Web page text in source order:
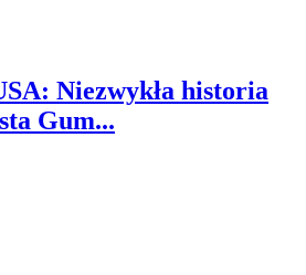
Niezwykła historia
Gum...